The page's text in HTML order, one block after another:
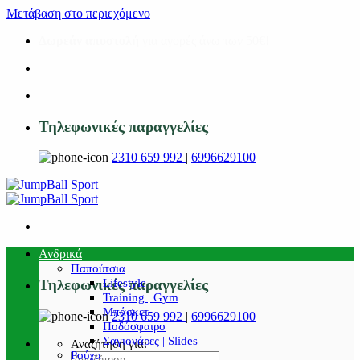
Μετάβαση στο περιεχόμενο
Τηλεφωνικές παραγγελίες
2310 659 992 | 6996629100
Τηλεφωνικές παραγγελίες
2310 659 992 | 6996629100
Αναζήτηση για:
Ανδρικά
Παπούτσια
Lifestyle
Training | Gym
Μπάσκετ
Ποδόσφαιρο
Σαγιονάρες | Slides
Ρούχα